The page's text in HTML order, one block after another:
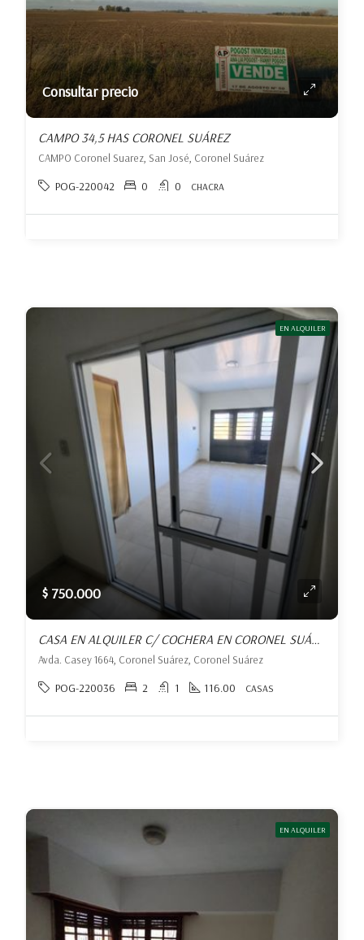
Consultar precio
CAMPO 34,5 HAS CORONEL SUÁREZ
CAMPO Coronel Suarez, San José, Coronel Suárez
POG-220042 0 0 CHACRA
EN ALQUILER
$ 750.000
CASA EN ALQUILER C/ COCHERA EN CORONEL SUÁREZ
Avda. Casey 1664, Coronel Suárez, Coronel Suárez
POG-220036 2 1 116.00 CASAS
EN ALQUILER